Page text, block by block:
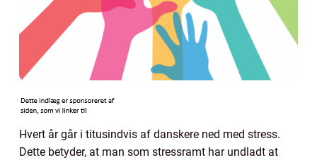
Hvert år går i titusindvis af danskere ned med stress.
Dette betyder, at man som stressramt har undladt at